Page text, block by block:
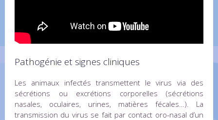
Pathogénie et signes cliniques
Les animaux infectés transmettent le virus via des
sécrétions ou excrétions corporelles (sécrétions
nasales, oculaires, urines, matières fécales…). La
transmission du virus se fait par contact oro-nasal d’un